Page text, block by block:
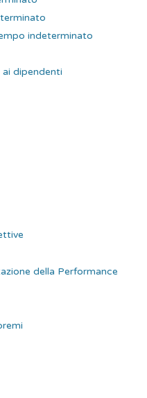
indeterminato
dipendenti
della Performance